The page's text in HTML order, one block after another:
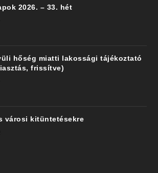
2026. – 33. hét
hőség miatti lakossági tájékoztató
frissítve)
városi kitüntetésekre